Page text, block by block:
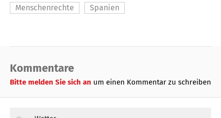
Menschenrechte
Spanien
Kommentare
Bitte melden Sie sich an um einen Kommentar zu schreiben